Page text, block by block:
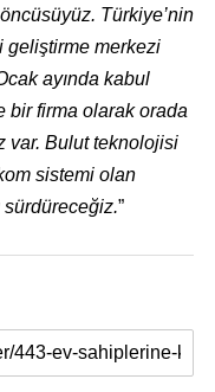
Türkiye’nin
geliştirme merkezi
ayında kabul
bir firma olarak orada
var. Bulut teknolojisi
sistemi olan
sürdüreceğiz.”